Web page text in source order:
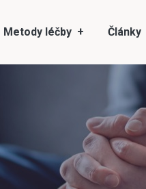
Metody léčby Články